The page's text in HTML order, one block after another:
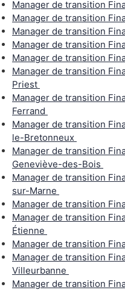
Manager de transition
Manager de transition
Manager de transition
Manager de transition
Manager de transition
Manager de transition
Priest
Manager de transition
Ferrand
Manager de transition
le-Bretonneux
Manager de transition
Geneviève-des-Bois
Manager de transition
sur-Marne
Manager de transition
Manager de transition
Étienne
Manager de transition
Manager de transition
Villeurbanne
Manager de transition